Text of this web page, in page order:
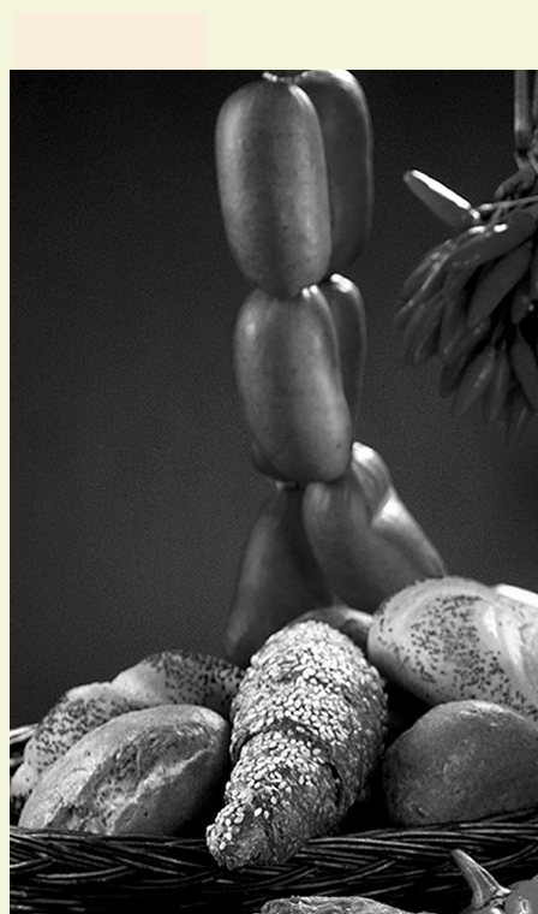
Zabijačkové speciality
Vánoční ozdoby
Velikonoce
Ocenění
Kontakt
Výrobna Davle
Prodejna Davle
Prodejna Lucemburská – JzP, P3
Prodejna Štěchovice
Prodejna Dobříš
Pomáháme
Recepty
Řeznictví a uzenářství U
DOLEJŠÍCH
Více než 100 let rodinné tradice